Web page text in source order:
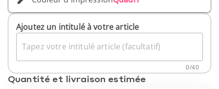
Ajoutez un intitulé à votre article
Tapez votre intitulé article (facultatif)
0/40
Quantité et livraison estimée